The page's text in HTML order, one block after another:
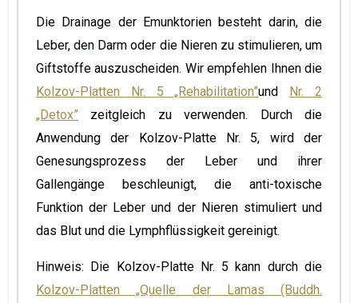
Die Drainage der Emunktorien besteht darin, die
Leber, den Darm oder die Nieren zu stimulieren, um
Giftstoffe auszuscheiden. Wir empfehlen Ihnen die
Kolzov-Platten Nr. 5 „Rehabilitation”und Nr. 2
„Detox” zeitgleich zu verwenden. Durch die
Anwendung der Kolzov-Platte Nr. 5, wird der
Genesungsprozess der Leber und ihrer
Gallengänge beschleunigt, die anti-toxische
Funktion der Leber und der Nieren stimuliert und
das Blut und die Lymphflüssigkeit gereinigt.
Hinweis: Die Kolzov-Platte Nr. 5 kann durch die
Kolzov-Platten „Quelle der Lamas (Buddh.